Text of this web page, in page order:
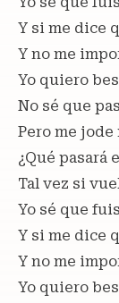
Y si me dice
Y no me
Yo quiero
No sé que
Pero me
¿Qué pasará
Tal vez si
Yo sé que
Y si me dice
Y no me
Yo quiero